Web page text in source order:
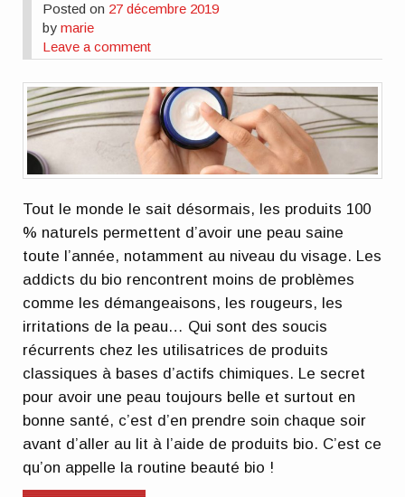
Posted on 27 décembre 2019
bymarie
Leave a comment
Tout le monde le sait désormais, les produits 100
% naturels permettent d’avoir une peau saine
toute l’année, notamment au niveau du visage. Les
addicts du bio rencontrent moins de problèmes
comme les démangeaisons, les rougeurs, les
irritations de la peau… Qui sont des soucis
récurrents chez les utilisatrices de produits
classiques à bases d’actifs chimiques. Le secret
pour avoir une peau toujours belle et surtout en
bonne santé, c’est d’en prendre soin chaque soir
avant d’aller au lit à l’aide de produits bio. C’est ce
qu’on appelle la routine beauté bio !